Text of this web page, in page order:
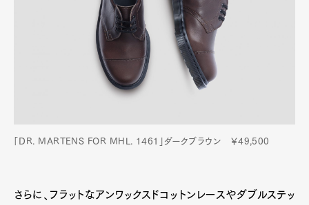
「DR. MARTENS FOR MHL. 1461」ダークブラウン ￥49,500
さらに、フラットなアンワックスドコットンレースやダブルステッ